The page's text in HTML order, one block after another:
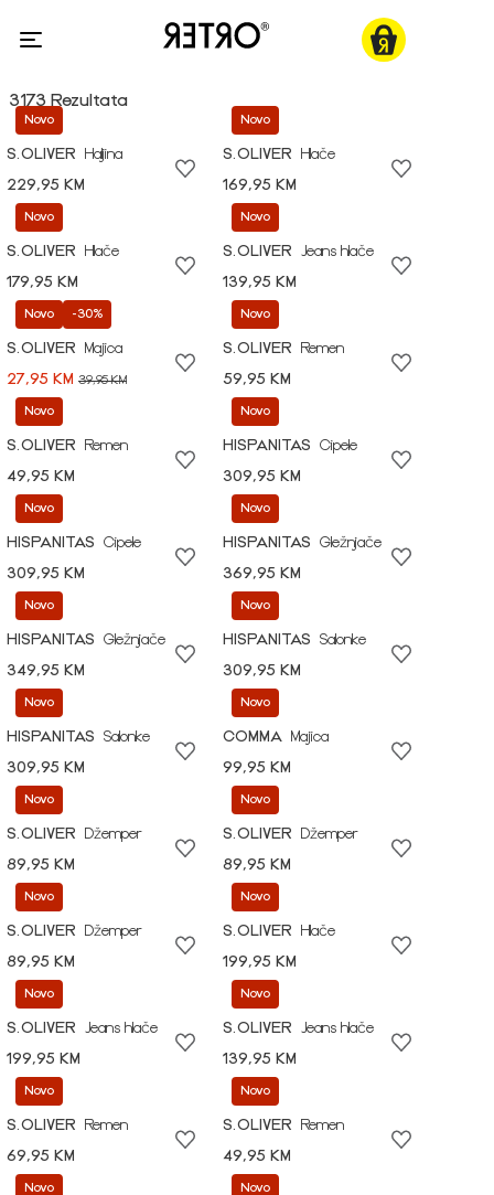
3173 Rezultata
Novo
S.OLIVER
Haljina
229,95 KM
Novo
S.OLIVER
Hlače
169,95 KM
Novo
S.OLIVER
Hlače
179,95 KM
Novo
S.OLIVER
Jeans hlače
139,95 KM
Novo -30%
S.OLIVER
Majica
27,95 KM 39,95 KM
Novo
S.OLIVER
Remen
59,95 KM
Novo
S.OLIVER
Remen
49,95 KM
Novo
HISPANITAS
Cipele
309,95 KM
Novo
HISPANITAS
Cipele
309,95 KM
Novo
HISPANITAS
Gležnjače
369,95 KM
Novo
HISPANITAS
Gležnjače
349,95 KM
Novo
HISPANITAS
Salonke
309,95 KM
Novo
HISPANITAS
Salonke
309,95 KM
Novo
COMMA
Majica
99,95 KM
Novo
S.OLIVER
Džemper
89,95 KM
Novo
S.OLIVER
Džemper
89,95 KM
Novo
S.OLIVER
Džemper
89,95 KM
Novo
S.OLIVER
Hlače
199,95 KM
Novo
S.OLIVER
Jeans hlače
199,95 KM
Novo
S.OLIVER
Jeans hlače
139,95 KM
Novo
S.OLIVER
Remen
69,95 KM
Novo
S.OLIVER
Remen
49,95 KM
Novo Novo